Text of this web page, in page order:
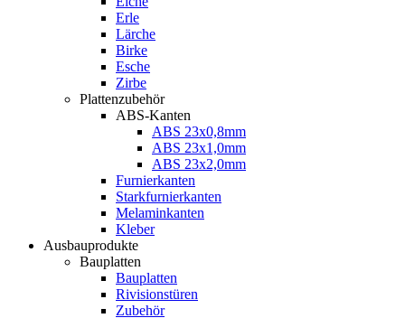
Erle
Lärche
Birke
Esche
Zirbe
Plattenzubehör
ABS-Kanten
ABS 23x0,8mm
ABS 23x1,0mm
ABS 23x2,0mm
Furnierkanten
Starkfurnierkanten
Melaminkanten
Kleber
Ausbauprodukte
Bauplatten
Bauplatten
Rivisionstüren
Zubehör